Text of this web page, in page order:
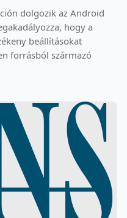
dolgozik az Android
hogy a
beállításokat
forrásból származó